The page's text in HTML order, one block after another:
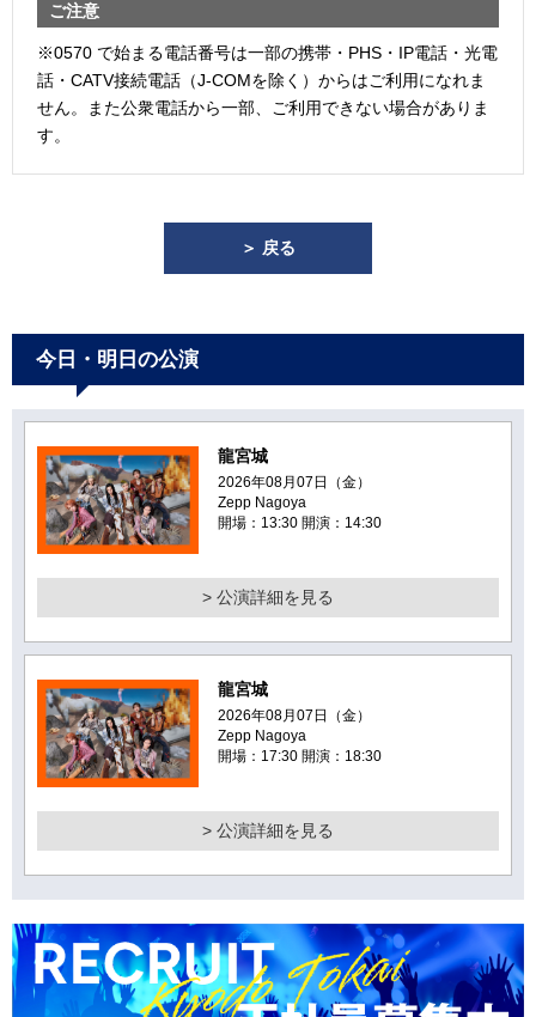
ご注意
※0570 で始まる電話番号は一部の携帯・PHS・IP電話・光電
話・CATV接続電話（J-COMを除く）からはご利用になれま
せん。また公衆電話から一部、ご利用できない場合がありま
す。
＞ 戻る
今日・明日の公演
龍宮城
2026年08月07日（金）
Zepp Nagoya
開場：13:30 開演：14:30
> 公演詳細を見る
龍宮城
2026年08月07日（金）
Zepp Nagoya
開場：17:30 開演：18:30
> 公演詳細を見る